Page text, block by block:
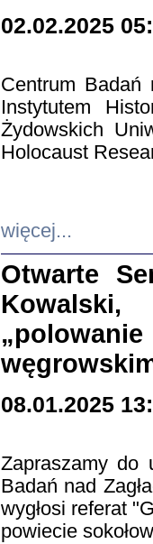
02.02.2025
Centrum Badań
Instytutem
Żydowskich
Holocaust
więcej...
Otwarte
08.01.2025
Zapraszamy do
Badań nad
wygłosi referat
powiecie